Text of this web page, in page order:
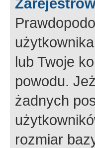
lub Twoje
powodu.
żadnych
rozmiar